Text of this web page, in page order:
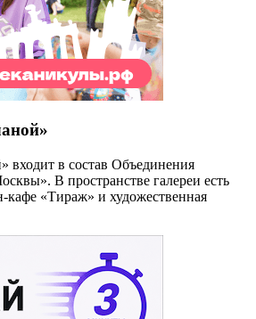
входит в состав Объединения
В пространстве галереи есть
«Тираж» и художественная